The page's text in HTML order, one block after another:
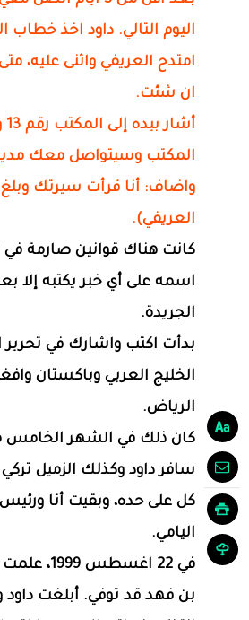
اليوم التالي. داود اخذ خطاب
امتدح العريفي واثنى عليه،
ان شئت.
المكتب وسيتواصل معك مدير
واضاف: أنا قرأت سيرتك وبلغ
العريفي).
كانت هناك قوانين صارمة في
اسمه على أي خبر يكتبه إلا
الجريدة.
بدأت اكتب واشارك في تحرير
الخليج العربي وباكستان
الرياض.
كان ذلك في الشهر الخامس من
سافر داود وكذلك الزميل
كل على حده، وبقيت أنا
اليامي.
في 22
بن فهد قد توفي. أبلغت